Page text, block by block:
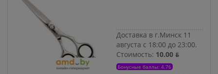
Доставка в г.Минск 11
августа с 18:00 до 23:00.
Стоимость: 10.00 ƃ
Бонусные баллы: 4.76